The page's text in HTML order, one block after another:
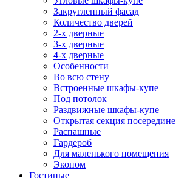
Закругленный фасад
Количество дверей
2-х дверные
3-х дверные
4-х дверные
Особенности
Во всю стену
Встроенные шкафы-купе
Под потолок
Раздвижные шкафы-купе
Открытая секция посередине
Распашные
Гардероб
Для маленького помещения
Эконом
Гостиные